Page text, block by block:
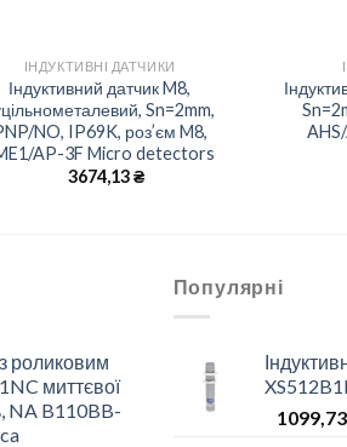
ІНДУКТИВНІ ДАТЧИКИ
Індуктивний датчик M8,
Sn=2mm,
NO, IP69K, роз’єм M8,
AP-3F Micro detectors
3674,13₴
роликовим
миттєвої
NA B110BB-
Популярні
1099,73